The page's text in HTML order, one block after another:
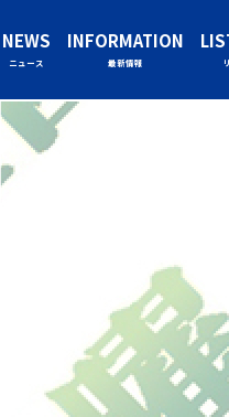
NEWS
ニュース
INFORMATION
最新情報